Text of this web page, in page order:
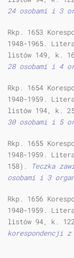
24 osobami i 3
Rkp. 1653
1948-1965.
listów 149, k.
28 osobami i 4
Rkp. 1654
1940-1959.
listów 194, k.
30 osobami i 5
Rkp. 1655
1948-1959.
158).
Teczka
osobami i 3
Rkp. 1656
1940-1959.
listów 94, k.
korespondencji